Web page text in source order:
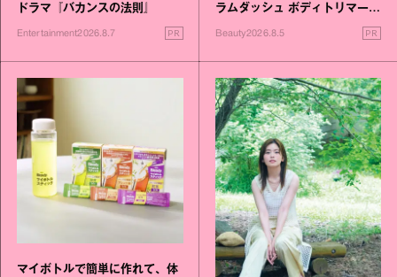
ドラマ『バカンスの法則』
Entertainment2026.8.7 PR
ラムダッシュ ボディトリマーが
Beauty2026.8.5 PR
マイボトルで簡単に作れて、体